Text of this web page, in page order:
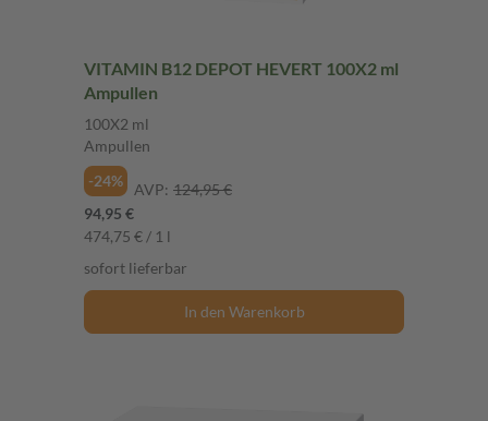
VITAMIN B12 DEPOT HEVERT 100X2 ml
Ampullen
100X2 ml
Ampullen
-24%
AVP: 124,95 €
94,95 €
474,75 € / 1 l
sofort lieferbar
In den Warenkorb